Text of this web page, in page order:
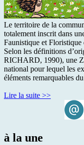
Le territoire de la
totalement inscrit dans
Faunistique et Floristique
Selon les définitions
RICHARD, 1990), une
national pour lequel les
éléments remarquables
Lire la suite >>
à la une